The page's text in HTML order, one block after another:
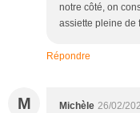
notre côté, on
assiette pleine de
Répondre
M Michèle 26/02/